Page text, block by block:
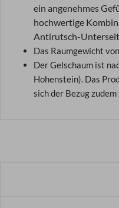
ein angenehmes
hochwertige
Antirutsch-
Das Raumgewicht
Der Gelschaum ist
Hohenstein). Das
sich der Bezug